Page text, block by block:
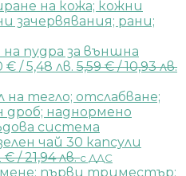
пудра за външна
€ / 5,48 лв. 5,59€/ 10,93 лв.
чай 30 капсули
€/ 21,94 лв.с ДДС